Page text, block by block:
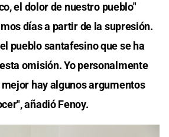
el dolor de nuestro pueblo"
días a partir de la supresión.
pueblo santafesino que se ha
omisión. Yo personalmente
hay algunos argumentos
añadió Fenoy.